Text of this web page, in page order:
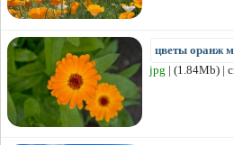
цветы оранж
jpg | (1.84Mb) |